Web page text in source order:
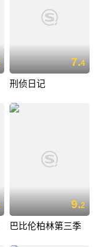
7.4
刑侦日记
9.2
巴比伦柏林第三季